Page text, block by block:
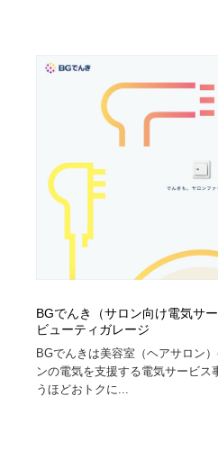
BGでんき（サロン向け電気サ
ビューティガレージ
BGでんきは美容室（ヘアサロン
ンの電気を支援する電気サービス
うほどおトクに...